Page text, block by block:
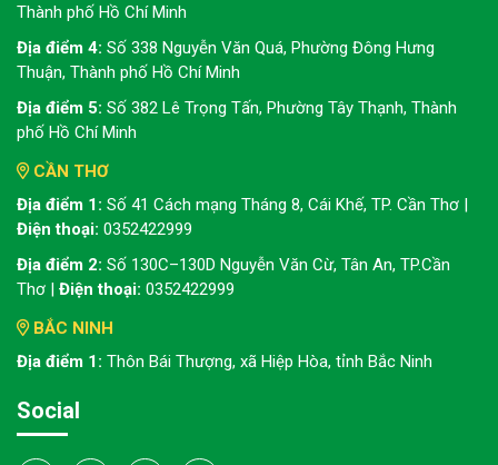
Thành phố Hồ Chí Minh
Địa điểm 4: Số 338 Nguyễn Văn Quá, Phường Đông Hưng
Thuận, Thành phố Hồ Chí Minh
Địa điểm 5: Số 382 Lê Trọng Tấn, Phường Tây Thạnh, Thành
phố Hồ Chí Minh
CẦN THƠ
Địa điểm 1: Số 41 Cách mạng Tháng 8, Cái Khế, TP. Cần Thơ |
Điện thoại: 0352422999
Địa điểm 2: Số 130C–130D Nguyễn Văn Cừ, Tân An, TP.Cần
Thơ | Điện thoại: 0352422999
BẮC NINH
Địa điểm 1: Thôn Bái Thượng, xã Hiệp Hòa, tỉnh Bắc Ninh
Social